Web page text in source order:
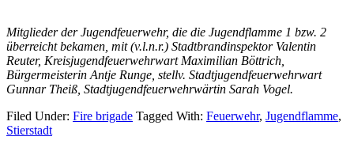
Mitglieder der Jugendfeuerwehr, die die Jugendflamme 1 bzw. 2
überreicht bekamen, mit (v.l.n.r.) Stadtbrandinspektor Valentin
Reuter, Kreisjugendfeuerwehrwart Maximilian Böttrich,
Bürgermeisterin Antje Runge, stellv. Stadtjugendfeuerwehrwart
Gunnar Theiß, Stadtjugendfeuerwehrwärtin Sarah Vogel.
Filed Under: Fire brigade Tagged With: Feuerwehr, Jugendflamme,
Stierstadt